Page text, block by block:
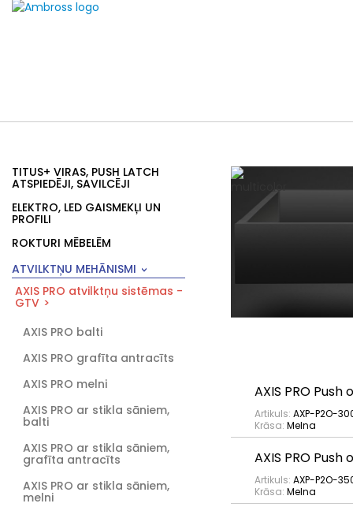
TITUS+ VIRAS, PUSH LATCH
ATSPIEDĒJI, SAVILCĒJI
ELEKTRO, LED GAISMEKĻI UN
PROFILI
ROKTURI MĒBELĒM
ATVILKTŅU MEHĀNISMI
AXIS PRO atvilktņu sistēmas -
GTV
AXIS PRO balti
AXIS PRO grafīta antracīts
AXIS PRO melni
AXIS PRO ar stikla sāniem,
balti
AXIS PRO ar stikla sāniem,
grafīta antracīts
AXIS PRO ar stikla sāniem,
melni
AXIS PRO
Artikuls: AXP-P2O-
Krāsa: Melna
AXIS PRO
Artikuls: AXP-P2O-
Krāsa: Melna